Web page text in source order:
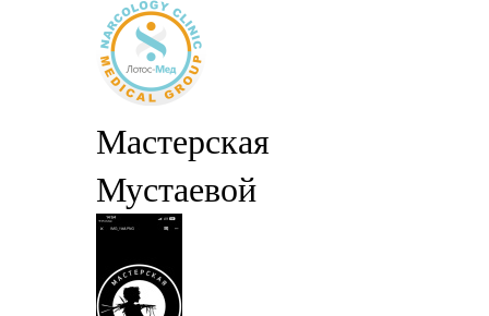
Мастерская
Мустаевой